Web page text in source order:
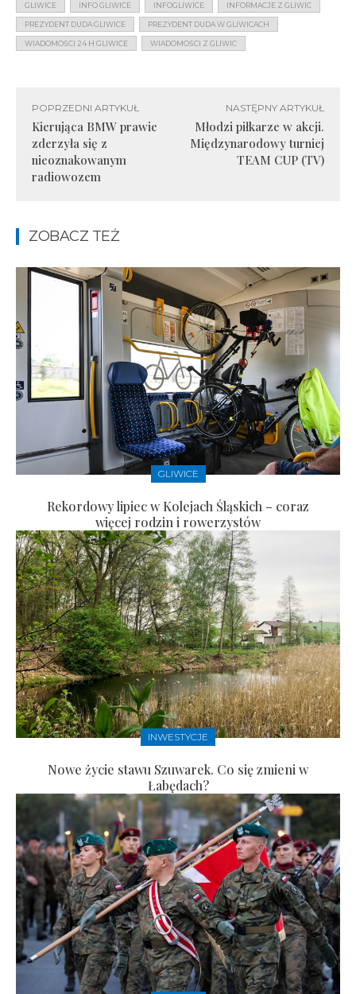
GLIWICE INFO GLIWICE INFOGLIWICE INFORMACJE Z GLIWIC
PREZYDENT DUDA GLIWICE PREZYDENT DUDA W GLIWICACH
WIADOMOŚCI 24 H GLIWICE WIADOMOŚCI Z GLIWIC
POPRZEDNI ARTYKUŁ
Kierująca BMW prawie
zderzyła się z
nieoznakowanym
radiowozem
NASTĘPNY ARTYKUŁ
Młodzi piłkarze w akcji.
Międzynarodowy turniej
TEAM CUP (TV)
ZOBACZ TEŻ
GLIWICE
Rekordowy lipiec w Kolejach Śląskich – coraz
więcej rodzin i rowerzystów
INWESTYCJE
Nowe życie stawu Szuwarek. Co się zmieni w
Łabędach?